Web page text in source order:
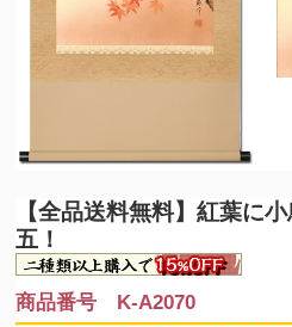
【全品送料無料】紅葉に
五！
商品番号 K-A2070